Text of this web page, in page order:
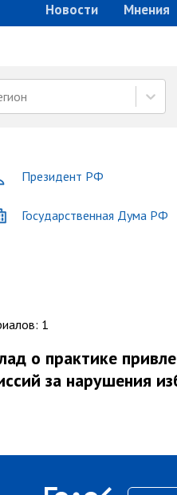
Новости Мнения
Президент РФ
Государственная Дума РФ
: 1
о практике
за нарушения